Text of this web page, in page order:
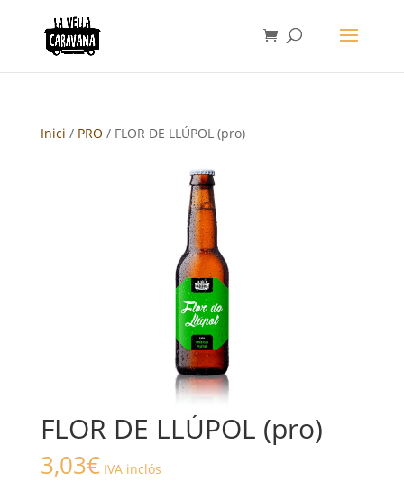
Inici / PRO / FLOR DE LLÚPOL (pro)
FLOR DE LLÚPOL (pro)
3,03€ IVA inclós